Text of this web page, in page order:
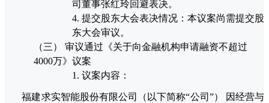
司董事张红玲回避表决。
4. 提交股东大会表决情况：本议案尚需提交股
东大会审议。
（三） 审议通过《关于向金融机构申请融资不超过
4000万》议案
1. 议案内容：
福建求实智能股份有限公司（以下简称“公司”） 因经营与